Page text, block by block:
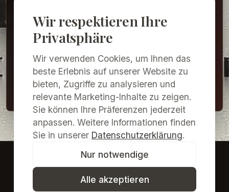
Wir respektieren Ihre
Privatsphäre
Wir verwenden Cookies, um Ihnen das
beste Erlebnis auf unserer Website zu
bieten, Zugriffe zu analysieren und
relevante Marketing-Inhalte zu zeigen.
Sie können Ihre Präferenzen jederzeit
anpassen. Weitere Informationen finden
Sie in unserer Datenschutzerklärung.
Nur notwendige
Alle akzeptieren
Ich möchte den Newsletter erhalten und
kann mich jederzeit abmelden.
Galerie Merkima & Kulturzentrum Pulkau
©2026Galerie Merkima